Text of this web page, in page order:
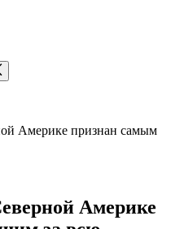
Америке признан самым
Америке